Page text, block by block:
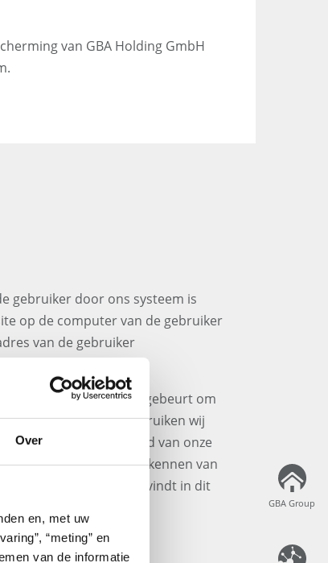
Over
en, met uw
“meting” en
van de informatie
GBA Group
van GBA Holding GmbH
gebruiker door ons systeem is
op de computer van de gebruiker
van de gebruiker
duur van de sessie.
in de logbestanden gebeurt om
Daarnaast gebruiken wij
en om de veiligheid van onze
(bijv. voor het herkennen van
marketingdoeleinden vindt in dit
GBA Group